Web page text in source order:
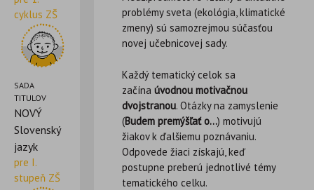
cyklus ZŠ
SADA
TITULOV
NOVÝ
Slovenský
jazyk
pre I.
stupeň ZŠ
problémy sveta (ekológia, klimatické
zmeny) sú samozrejmou súčasťou
novej učebnicovej sady.
Každý tematický celok sa
začínaúvodnou motivačnou
dvojstranou. Otázky na zamyslenie
(Budem premýšľať o…) motivujú
žiakov k ďalšiemu poznávaniu.
Odpovede žiaci získajú, keď
postupne preberú jednotlivé témy
tematického celku.